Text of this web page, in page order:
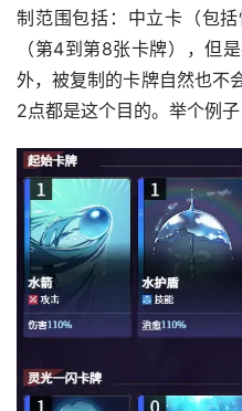
制范围包括：中立卡（包
（第4到第8张卡牌），但
外，被复制的卡牌自然也不
2点都是这个目的。举个例子